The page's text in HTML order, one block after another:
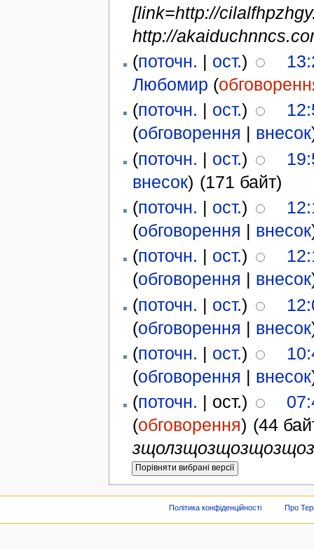
[link=http://
http://
(поточн. | ост.)
Любомир (
(поточн. | ост.)
(обговорення | внесок
(поточн. | ост.)
внесок) (171 байт)
(поточн. | ост.)
(обговорення | внесок
(поточн. | ост.)
(обговорення | внесок
(поточн. | ост.)
(обговорення | внесок
(поточн. | ост.)
(обговорення | внесок
(поточн. | ост.)
(обговорення) (44
Політика конфіденційності Про